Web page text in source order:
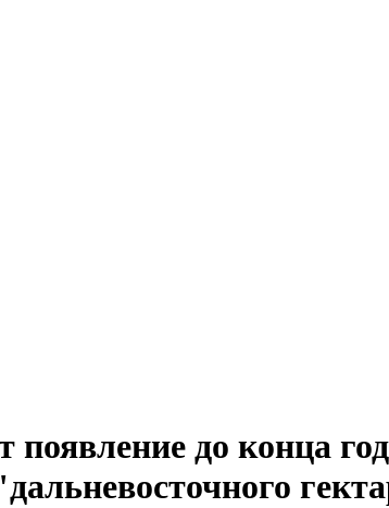
появление до конца